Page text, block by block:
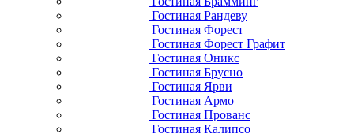
Гостиная Рандеву
Гостиная Форест
Гостиная Форест Графит
Гостиная Оникс
Гостиная Брусно
Гостиная Ярви
Гостиная Армо
Гостиная Прованс
Гостиная Калипсо